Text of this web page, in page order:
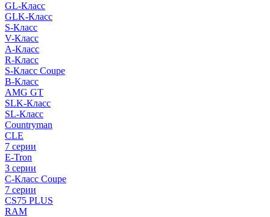
GL-Класс
GLK-Класс
S-Класс
V-Класс
A-Класс
R-Класс
S-Класс Сoupe
B-Класс
AMG GT
SLK-Класс
SL-Класс
Countryman
CLE
7 серии
E-Tron
3 серии
C-Класс Coupe
7 серии
CS75 PLUS
RAM